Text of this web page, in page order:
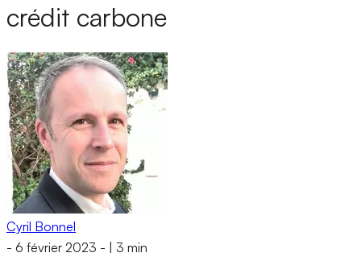
crédit carbone
Cyril Bonnel
- 6 février 2023 - 3 min